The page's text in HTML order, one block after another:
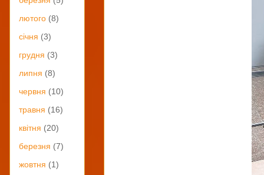
лютого (8)
січня (3)
грудня (3)
липня (8)
червня (10)
травня (16)
квітня (20)
березня (7)
жовтня (1)